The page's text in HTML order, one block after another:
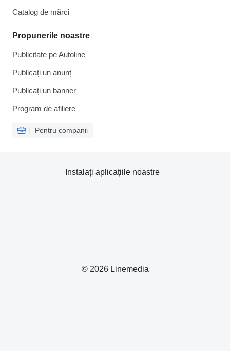
Catalog de mărcі
Propunerile noastre
Publicitate pe Autoline
Publicați un anunț
Publicați un banner
Program de afiliere
Pentru companii
© 2026 Linemedia
Instalați aplicațiile noastre